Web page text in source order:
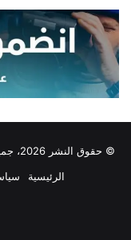
© حقوق النشر 2026، جميع الحقوق محفوظة |
الرئيسية